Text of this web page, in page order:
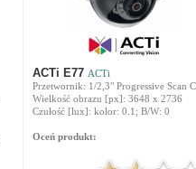
ACTi E77 ACTi
Przetwornik: 1/2,3" Progressive Scan
Wielkość obrazu [px]: 3648 x 2736
Czułość [lux]: kolor: 0.1; B/W: 0
Oceń produkt: